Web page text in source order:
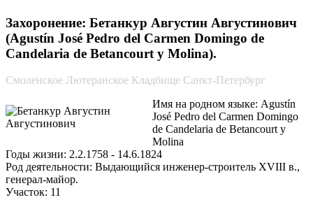
Захоронение: Бетанкур Августин Августинович
(Agustín José Pedro del Carmen Domingo de
Candelaria de Betancourt y Molina).
Смоленское Лютеранское Кладбище Санкт-Петербург
Имя на родном языке: Agustín
José Pedro del Carmen Domingo
de Candelaria de Betancourt y
Molina
Годы жизни: 2.2.1758 - 14.6.1824
Род деятельности: Выдающийся инженер-строитель XVIII в.,
генерал-майор.
Участок: 11